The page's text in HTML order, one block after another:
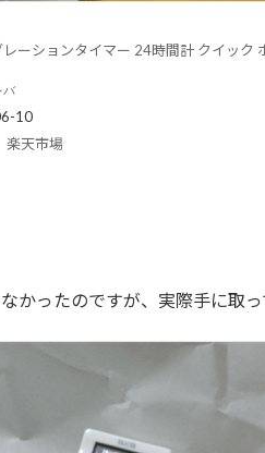
ーションタイマー 24時間計 クイック
バ
10
楽天市場
かったのですが、実際手に取っ